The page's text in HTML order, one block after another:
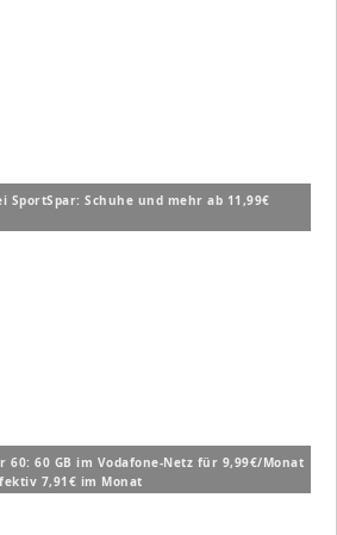
SportSpar: Schuhe und mehr ab 11,99€
60: 60 GB im Vodafone-Netz für 9,99€/Monat
7,91€ im Monat